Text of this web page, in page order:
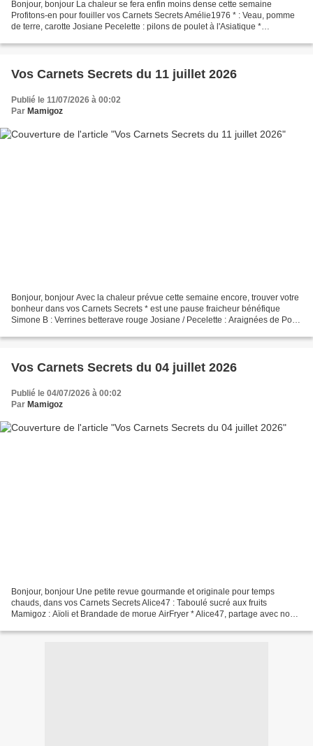
Bonjour, bonjour La chaleur se fera enfin moins dense cette semaine
Profitons-en pour fouiller vos Carnets Secrets Amélie1976 * : Veau, pomme
de terre, carotte Josiane Pecelette : pilons de poulet à l'Asiatique *
Vos Carnets Secrets du 11 juillet 2026
Publié le 11/07/2026 à 00:02
Par Mamigoz
Bonjour, bonjour Avec la chaleur prévue cette semaine encore, trouver votre
bonheur dans vos Carnets Secrets * est une pause fraicheur bénéfique
Simone B : Verrines betterave rouge Josiane / Pecelette : Araignées de Porc
Vos Carnets Secrets du 04 juillet 2026
Publié le 04/07/2026 à 00:02
Par Mamigoz
Bonjour, bonjour Une petite revue gourmande et originale pour temps
chauds, dans vos Carnets Secrets Alice47 : Taboulé sucré aux fruits
Mamigoz : Aïoli et Brandade de morue AirFryer * Alice47, partage avec nous